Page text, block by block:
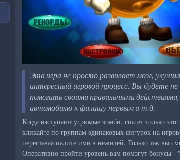
Эта игра не просто развивает мозг,
интересный игровой процесс. Вы будете
помогать своими правильными
автомобилю к финишу первым и т.д.
Когда наступают угрюмые зомби, спасет только
кликайте по группам одинаковых фигурок на
переставая палите ими в нежитей. Только так вы
Оперативно пройти уровень вам помогут бонусы